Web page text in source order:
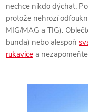
nechce nikdo dýchat.
protože nehrozí
MIG/MAG a TIG).
bunda) nebo alespoň
rukavice a